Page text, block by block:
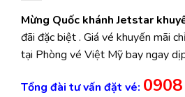
Mừng Quốc khánh Jetstar
đãi đặc biệt . Giá vé khuyến mãi
tại Phòng vé Việt Mỹ bay ngay
Tổng đài tư vấn đặt vé: